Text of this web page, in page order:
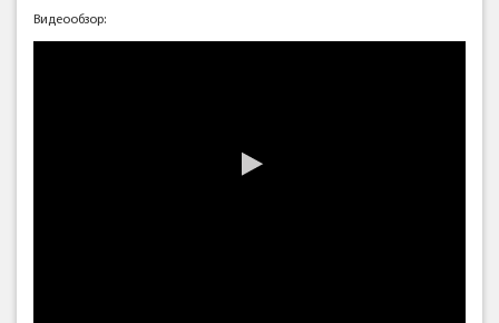
Видеообзор: